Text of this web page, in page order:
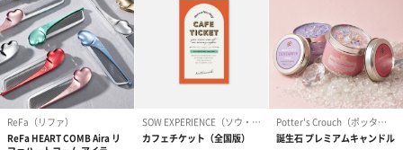
ゼリーバウム カット
（レモン＆紅茶）（432
円）
麦わらパンダバウム
（バナナ味）（540円）
3層デザート
ェ〜国産フル
り〜 3号（864